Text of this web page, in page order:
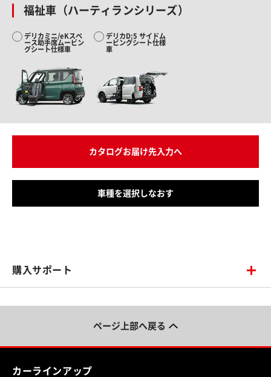
福祉車（ハーティランシリーズ）
デリカミニ/eKスペ
ース助手席ムービン
グシート仕様車
デリカD:5 サイドム
ービングシート仕様
車
カタログお届け先入力へ
車種を選択しなおす
購入サポート
ページ上部へ戻る
カーラインアップ